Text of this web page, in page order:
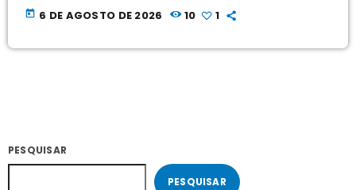
today 6 DE AGOSTO DE 2026 10 1
PESQUISAR
PESQUISAR